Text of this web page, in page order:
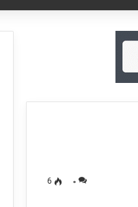
۰ 6